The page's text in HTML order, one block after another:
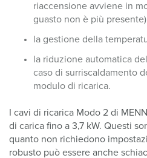
riaccensione avviene in
guasto non è più
la gestione della
la riduzione automatica
caso di surriscaldamento
modulo di ricarica.
I cavi di ricarica Modo 2 di
di carica fino a 3,7 kW. Questi
quanto non richiedono
robusto può essere anche